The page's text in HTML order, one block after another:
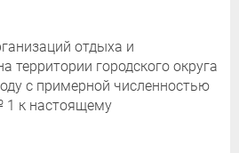
отдыха и
территории городского округа
с примерной численностью
1 к настоящему